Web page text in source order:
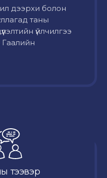
дээрхи болон
таны
үйлчилгээ
Гаалийн
тээвэр